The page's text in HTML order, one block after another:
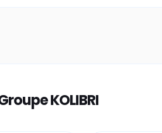
KOLIBRI